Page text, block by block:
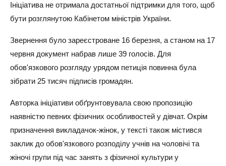
Ініціатива не отримала достатньої підтримки для того, щоб
бути розглянутою Кабінетом міністрів України.
Звернення було зареєстроване 16 березня, а станом на 17
червня документ набрав лише 39 голосів. Для
обов'язкового розгляду урядом петиція повинна була
зібрати 25 тисяч підписів громадян.
Авторка ініціативи обґрунтовувала свою пропозицію
наявністю певних фізичних особливостей у дівчат. Окрім
призначення викладачок-жінок, у тексті також містився
заклик до обов'язкового розподілу учнів на чоловічі та
жіночі групи під час занять з фізичної культури у